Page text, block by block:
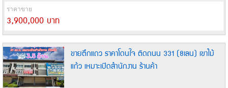
ราคาขาย
3,900,000 บาท
ขายตึกแถว ราคาโดนใจ ติดถนน 331 (8เลน) เขาไม้
แก้ว เหมาะเปิดสำนักงาน ร้านค้า